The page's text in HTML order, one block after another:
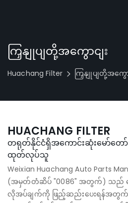
ကြှနျုပျတို့အကွောငျး
Huachang Filter ကြှနျုပျတို့အကွော
HUACHANG FILTER
တရုတ်နိုင်ငံရှိအကောင်းဆုံးမော်တ
ထုတ်လုပ်သူ
Weixian Huachang Auto Parts
(အမှတ်တံဆိပ် "0086" အတွက်) သည်
လိုအပ်ချက်ကို ဖြည့်ဆည်းပေးရန်အတွက်